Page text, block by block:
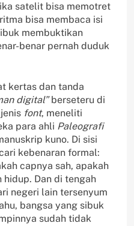
satelit bisa memotret
bisa membaca isi
membuktikan
benar pernah duduk
kertas dan tanda
digital”berseteru di
font, meneliti
para ahli Paleografi
kuno. Di sisi
kebenaran formal:
capnya sah, apakah
Dan di tengah
negeri lain tersenyum
bangsa yang sibuk
sudah tidak